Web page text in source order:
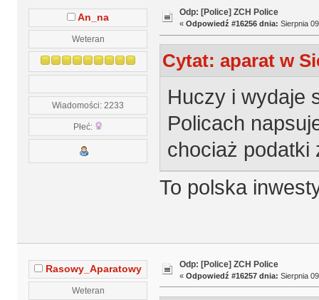
An_na
Weteran
Wiadomości: 2233
Płeć:
Odp: [Police] ZCH Police
« Odpowiedź #16256 dnia: Sierpnia
Cytat: aparat w
Huczy i wydaje
Policach
chociaż podatki
To polska
Rasowy_Aparatowy
Weteran
Odp: [Police] ZCH Police
« Odpowiedź #16257 dnia: Sierpnia